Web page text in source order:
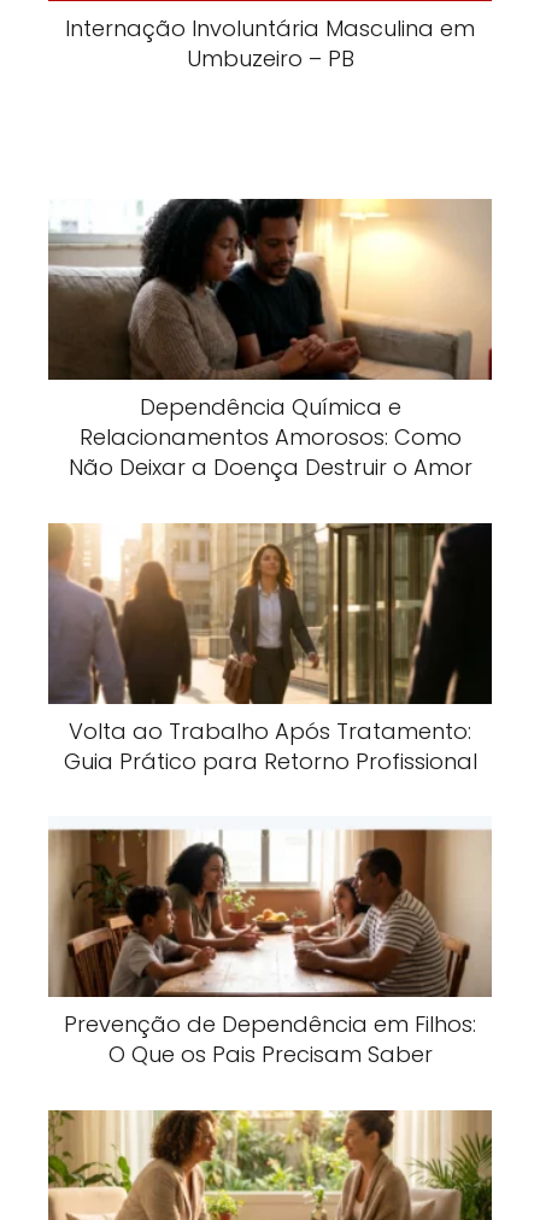
Internação Involuntária Masculina em
Umbuzeiro – PB
Dependência Química e
Relacionamentos Amorosos: Como
Não Deixar a Doença Destruir o Amor
Volta ao Trabalho Após Tratamento:
Guia Prático para Retorno Profissional
Prevenção de Dependência em Filhos:
O Que os Pais Precisam Saber